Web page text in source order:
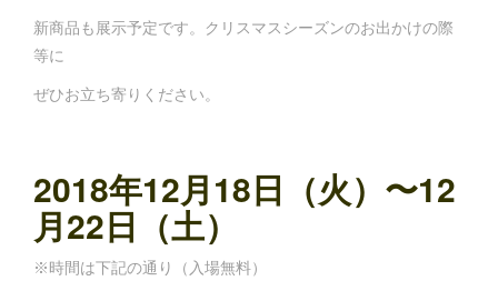
新商品も展示予定です。クリスマスシーズンのお出かけの際
等に
ぜひお立ち寄りください。
2018年12月18日（火）〜12
月22日（土）
※時間は下記の通り（入場無料）